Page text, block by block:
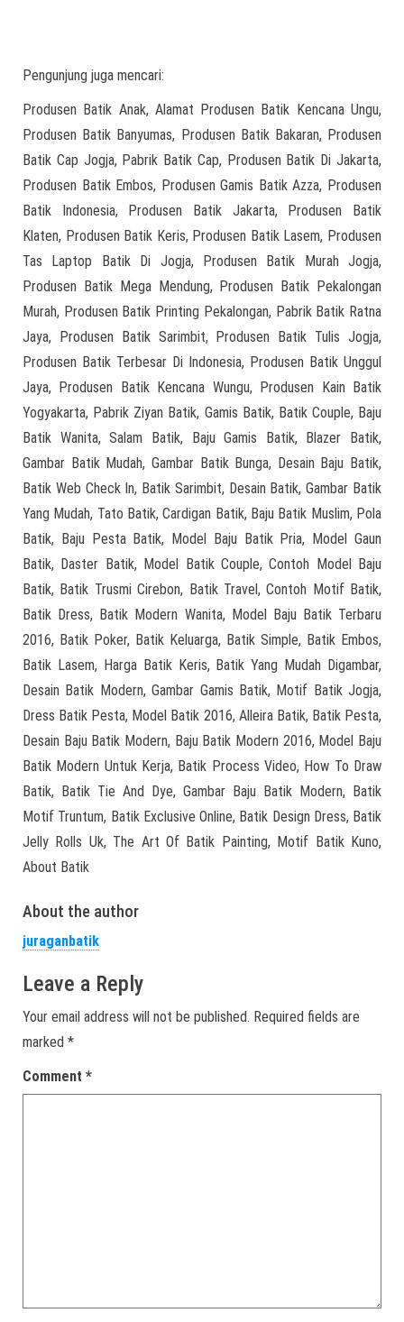
Pengunjung juga mencari:
Produsen Batik Anak, Alamat Produsen Batik Kencana Ungu,
Produsen Batik Banyumas, Produsen Batik Bakaran, Produsen
Batik Cap Jogja, Pabrik Batik Cap, Produsen Batik Di Jakarta,
Produsen Batik Embos, Produsen Gamis Batik Azza, Produsen
Batik Indonesia, Produsen Batik Jakarta, Produsen Batik
Klaten, Produsen Batik Keris, Produsen Batik Lasem, Produsen
Tas Laptop Batik Di Jogja, Produsen Batik Murah Jogja,
Produsen Batik Mega Mendung, Produsen Batik Pekalongan
Murah, Produsen Batik Printing Pekalongan, Pabrik Batik Ratna
Jaya, Produsen Batik Sarimbit, Produsen Batik Tulis Jogja,
Produsen Batik Terbesar Di Indonesia, Produsen Batik Unggul
Jaya, Produsen Batik Kencana Wungu, Produsen Kain Batik
Yogyakarta, Pabrik Ziyan Batik, Gamis Batik, Batik Couple, Baju
Batik Wanita, Salam Batik, Baju Gamis Batik, Blazer Batik,
Gambar Batik Mudah, Gambar Batik Bunga, Desain Baju Batik,
Batik Web Check In, Batik Sarimbit, Desain Batik, Gambar Batik
Yang Mudah, Tato Batik, Cardigan Batik, Baju Batik Muslim, Pola
Batik, Baju Pesta Batik, Model Baju Batik Pria, Model Gaun
Batik, Daster Batik, Model Batik Couple, Contoh Model Baju
Batik, Batik Trusmi Cirebon, Batik Travel, Contoh Motif Batik,
Batik Dress, Batik Modern Wanita, Model Baju Batik Terbaru
2016, Batik Poker, Batik Keluarga, Batik Simple, Batik Embos,
Batik Lasem, Harga Batik Keris, Batik Yang Mudah Digambar,
Desain Batik Modern, Gambar Gamis Batik, Motif Batik Jogja,
Dress Batik Pesta, Model Batik 2016, Alleira Batik, Batik Pesta,
Desain Baju Batik Modern, Baju Batik Modern 2016, Model Baju
Batik Modern Untuk Kerja, Batik Process Video, How To Draw
Batik, Batik Tie And Dye, Gambar Baju Batik Modern, Batik
Motif Truntum, Batik Exclusive Online, Batik Design Dress, Batik
Jelly Rolls Uk, The Art Of Batik Painting, Motif Batik Kuno,
About Batik
About the author
juraganbatik
Leave a Reply
Your email address will not be published. Required fields are
marked *
Comment *